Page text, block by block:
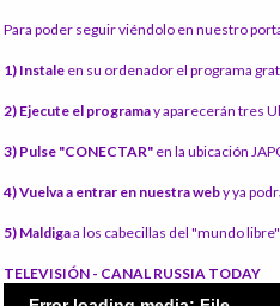
Para poder seguir viéndolo en nuestro
1) Instale en su ordenador el programa
2) Ejecute el programay aparecerán tres
3) Pulse "CONECTAR" en la ubicación
4) Vuelva a entrar en nuestra weby ya
5) Maldigaa los cabecillas del "mundo
TELEVISIÓN - CANAL RUSSIA TODAY